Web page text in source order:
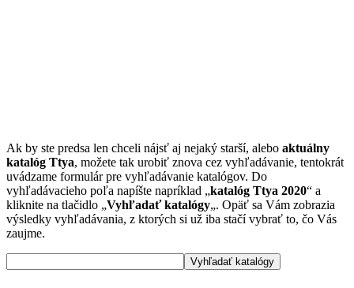
Ak by ste predsa len chceli nájsť aj nejaký starší, alebo aktuálny
katalóg Ttya, možete tak urobiť znova cez vyhľadávanie, tentokrát
uvádzame formulár pre vyhľadávanie katalógov. Do
vyhľadávacieho poľa napíšte napríklad „katalóg Ttya 2020“ a
kliknite na tlačidlo „Vyhľadať katalógy„. Opäť sa Vám zobrazia
výsledky vyhľadávania, z ktorých si už iba stačí vybrať to, čo Vás
zaujme.